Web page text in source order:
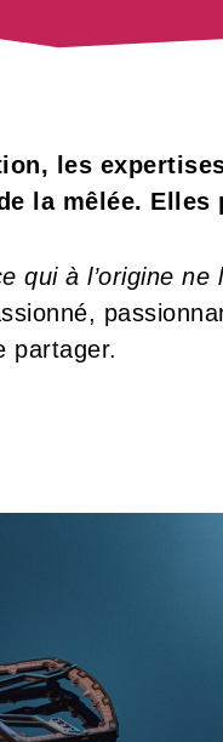
les
la mêlée.
qui à l’origine ne
partager.